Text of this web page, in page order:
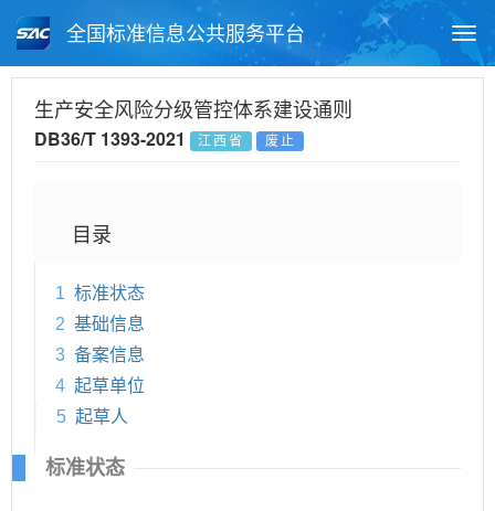
全国标准信息公共服务平台
月报查询 标准公告查询
生产安全风险分级管控体系建设通则
DB36/T 1393-2021 江西省 废止
目录
1 标准状态
2 基础信息
3 备案信息
4 起草单位
5 起草人
标准状态